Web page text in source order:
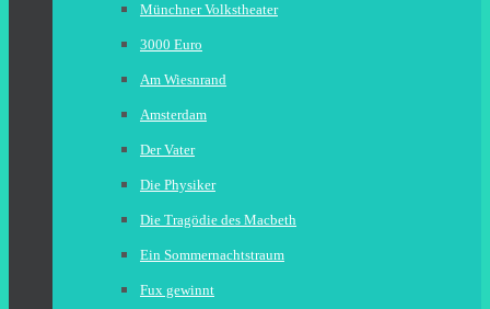
Münchner Volkstheater
3000 Euro
Am Wiesnrand
Amsterdam
Der Vater
Die Physiker
Die Tragödie des Macbeth
Ein Sommernachtstraum
Fux gewinnt